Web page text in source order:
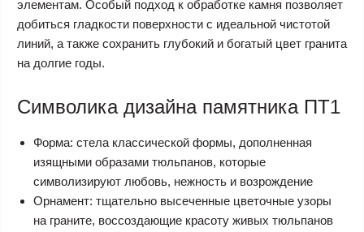
элементам. Особый подход к обработке камня позволяет
добиться гладкости поверхности с идеальной чистотой
линий, а также сохранить глубокий и богатый цвет гранита
на долгие годы.
Символика дизайна памятника ПТ1
Форма: стела классической формы, дополненная
изящными образами тюльпанов, которые
символизируют любовь, нежность и возрождение
Орнамент: тщательно высеченные цветочные узоры
на граните, воссоздающие красоту живых тюльпанов